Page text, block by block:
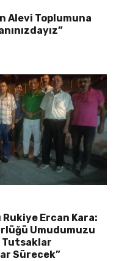
Alevi Toplumuna
Rukiye Ercan Kara:
Umudumuzu
Tutsaklar
Sürecek”